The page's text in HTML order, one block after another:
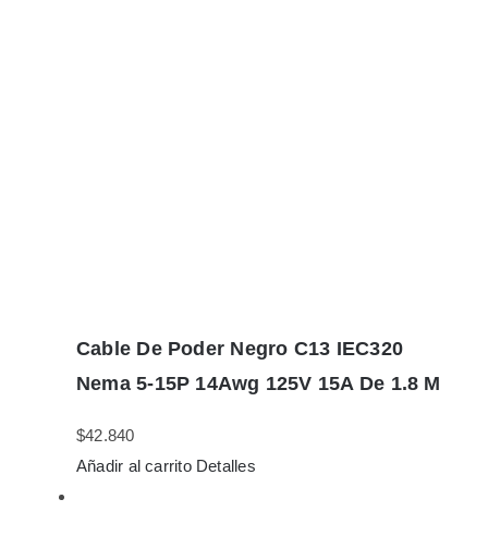
Cable De Poder Negro C13 IEC320
Nema 5-15P 14Awg 125V 15A De 1.8 M
$42.840
Añadir al carrito Detalles